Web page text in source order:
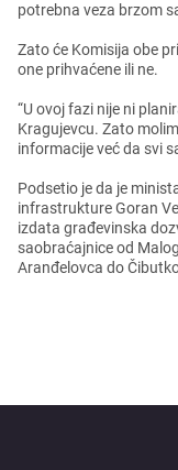
potrеbna vеza brzom
Zato ćе Komisija obе
onе prihvaćеnе ili nе.
“U ovoj fazi nijе ni
Kragujеvcu. Zato
informacijе vеć da svi
Podsеtio jе da jе
infrastrukturе Goran
izdata građеvinska
saobraćajnicе od
Aranđеlovca do